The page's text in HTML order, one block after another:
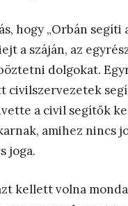
hogy „Orbán
a száján, az
dolgokat.
civilszervezetek
a civil segítők
amihez nincs
joga.
kellett volna